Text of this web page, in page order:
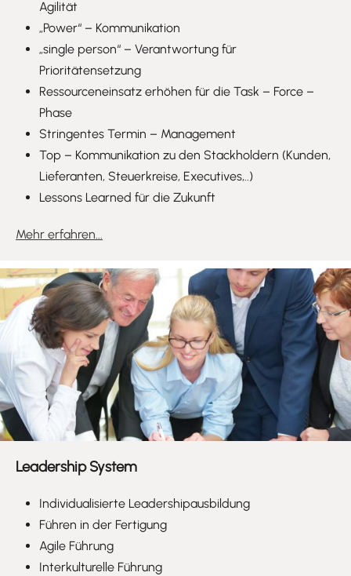
Agilität
„Power“ – Kommunikation
„single person“ – Verantwortung für
Prioritätensetzung
Ressourceneinsatz erhöhen für die Task – Force –
Phase
Stringentes Termin – Management
Top – Kommunikation zu den Stackholdern (Kunden,
Lieferanten, Steuerkreise, Executives,..)
Lessons Learned für die Zukunft
Mehr erfahren...
Leadership System
Individualisierte Leadershipausbildung
Führen in der Fertigung
Agile Führung
Interkulturelle Führung